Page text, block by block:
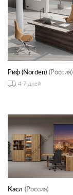
Риф (Norden) (Россия)
4-7 дней
Касл (Россия)